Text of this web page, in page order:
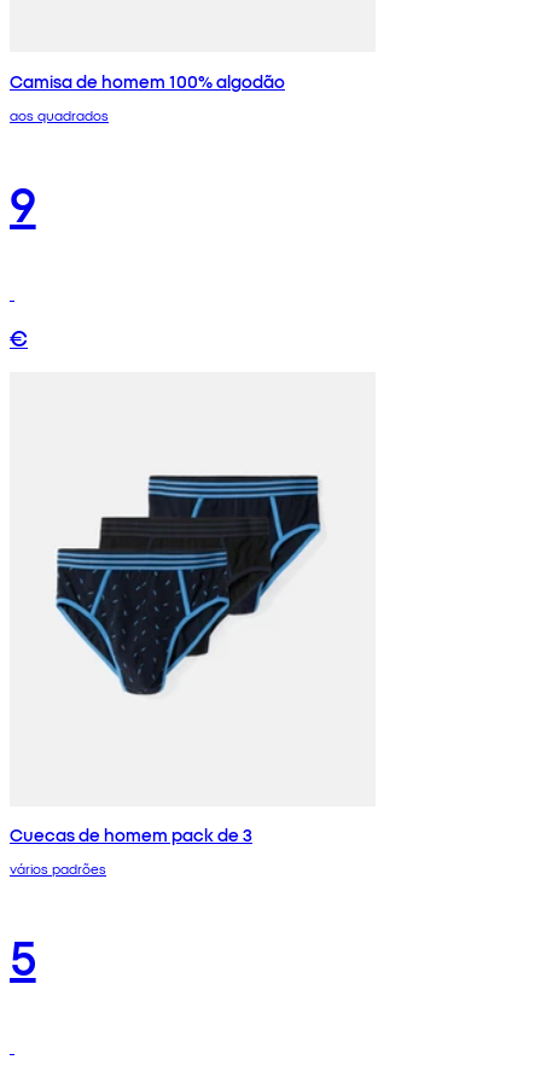
Camisa de homem 100% algodão
aos quadrados
9
€
Cuecas de homem pack de 3
vários padrões
5